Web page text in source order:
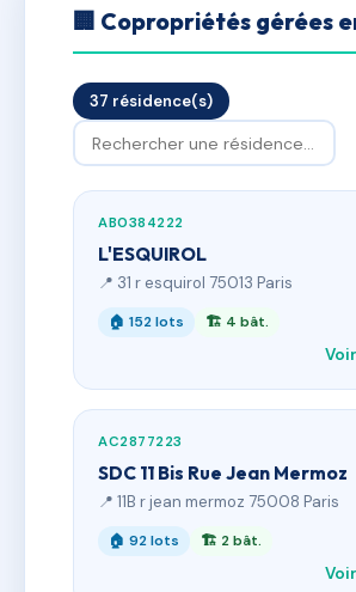
🏢 Copropriétés gérées
37 résidence(s)
AB0384222
L'ESQUIROL
📍 31 r esquirol 75013 Paris
🏠 152 lots 🏗 4 bât.
AC2877223
SDC 11 Bis Rue Jean Mermoz
📍 11B r jean mermoz 75008 Paris
🏠 92 lots 🏗 2 bât.